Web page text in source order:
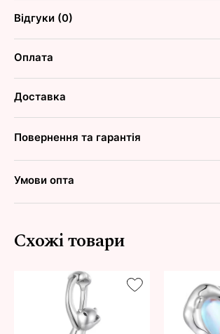
Відгуки (0)
Оплата
Доставка
Повернення та гарантія
Умови опта
Схожі товари